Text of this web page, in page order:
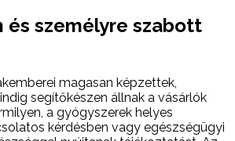
és személyre szabott
magasan képzettek,
segítőkészen állnak a vásárlók
a gyógyszerek helyes
kérdésben vagy egészségügyi